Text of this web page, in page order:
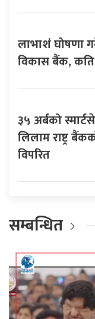
लाभाशं घोषणा
विकास बैंक,
३५ अर्बको
लिलाम राष्ट्र
विपरित
सम्बन्धित